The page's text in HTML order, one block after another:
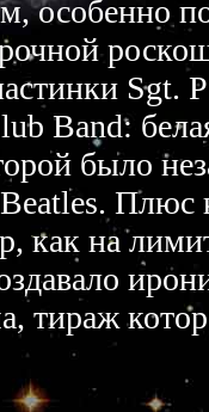
особенно
Sgt.
Band:
было
Плюс
как на
тираж